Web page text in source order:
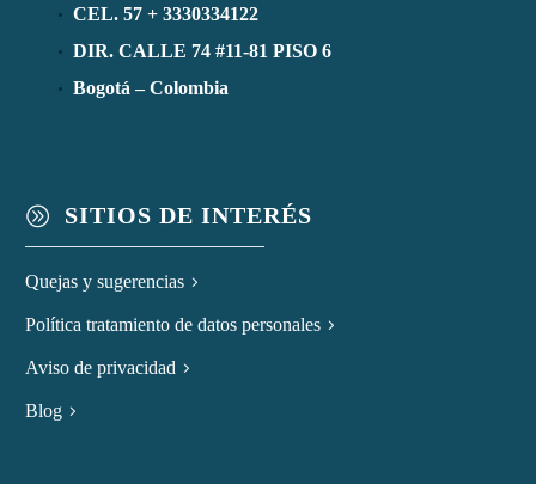
CEL. 57 + 3330334122
DIR. CALLE 74 #11-81 PISO 6
Bogotá – Colombia
A SITIOS DE INTERÉS
Quejas y sugerencias
Política tratamiento de datos personales
Aviso de privacidad
Blog